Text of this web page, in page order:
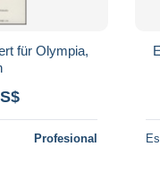
für Olympia,
Profesional